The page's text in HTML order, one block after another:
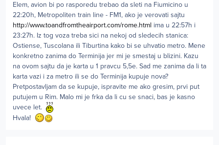
Elem, avion bi po rasporedu trebao da sleti na Fiumicino u
22:20h, Metropoliten train line - FM1, ako je verovati sajtu
http://www.toandfromtheairport.com/rome.html ima u 22:57h i
23:27h. Iz tog voza treba sici na nekoj od sledecih stanica:
Ostiense, Tuscolana ili Tiburtina kako bi se uhvatio metro. Mene
konkretno zanima do Terminija jer mi je smestaj u blizini. Kazu
na ovom sajtu da je karta u 1 pravcu 5,5e. Sad me zanima da li ta
karta vazi i za metro ili se do Terminija kupuje nova?
Pretpostavljam da se kupuje, ispravite me ako gresim, prvi put
putujem u Rim. Malo mi je frka da li cu se snaci, bas je kasno
uvece let.
Hvala!